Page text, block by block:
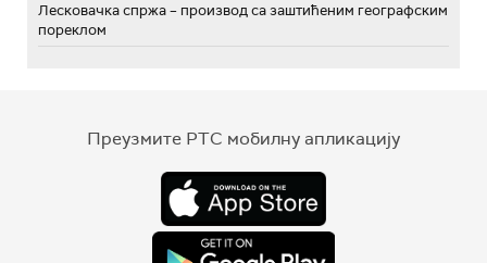
Лесковачка спржа – производ са заштићеним географским
пореклом
Преузмите РТС мобилну апликацију